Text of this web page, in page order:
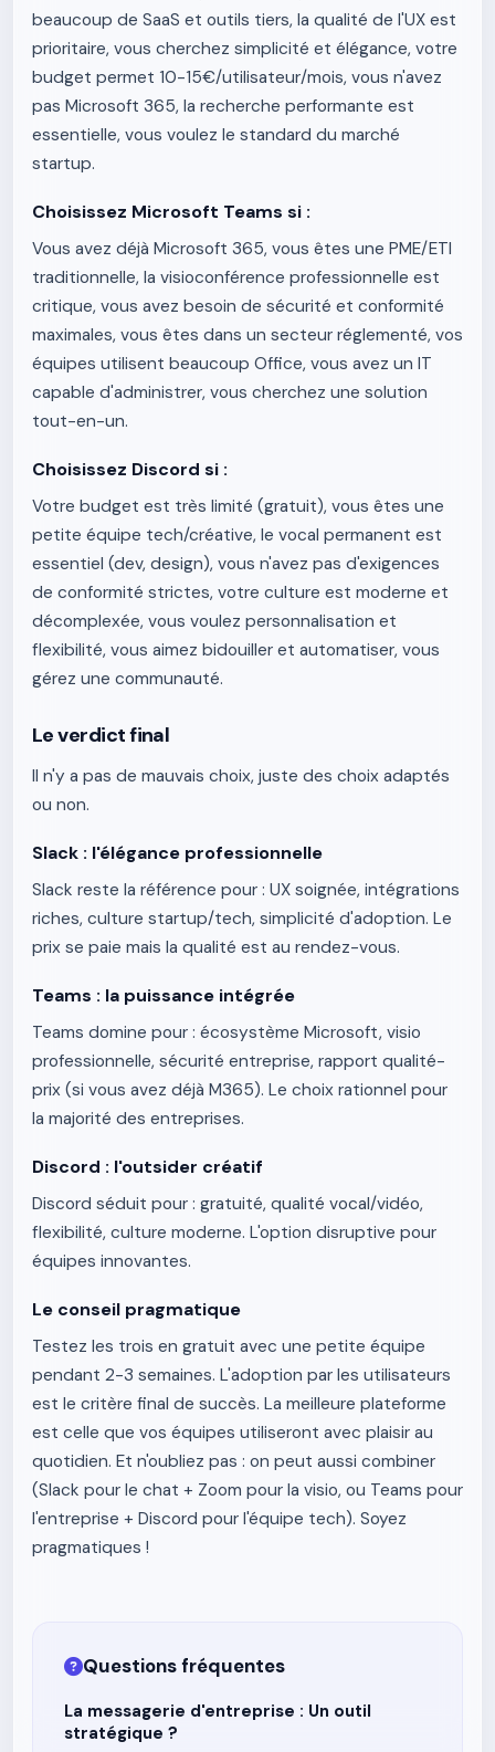
beaucoup de SaaS et outils tiers, la qualité de l'UX est
prioritaire, vous cherchez simplicité et élégance, votre
budget permet 10-15€/utilisateur/mois, vous n'avez
pas Microsoft 365, la recherche performante est
essentielle, vous voulez le standard du marché
startup.
Choisissez Microsoft Teams si :
Vous avez déjà Microsoft 365, vous êtes une PME/ETI
traditionnelle, la visioconférence professionnelle est
critique, vous avez besoin de sécurité et conformité
maximales, vous êtes dans un secteur réglementé, vos
équipes utilisent beaucoup Office, vous avez un IT
capable d'administrer, vous cherchez une solution
tout-en-un.
Choisissez Discord si :
Votre budget est très limité (gratuit), vous êtes une
petite équipe tech/créative, le vocal permanent est
essentiel (dev, design), vous n'avez pas d'exigences
de conformité strictes, votre culture est moderne et
décomplexée, vous voulez personnalisation et
flexibilité, vous aimez bidouiller et automatiser, vous
gérez une communauté.
Le verdict final
Il n'y a pas de mauvais choix, juste des choix adaptés
ou non.
Slack : l'élégance professionnelle
Slack reste la référence pour : UX soignée, intégrations
riches, culture startup/tech, simplicité d'adoption. Le
prix se paie mais la qualité est au rendez-vous.
Teams : la puissance intégrée
Teams domine pour : écosystème Microsoft, visio
professionnelle, sécurité entreprise, rapport qualité-
prix (si vous avez déjà M365). Le choix rationnel pour
la majorité des entreprises.
Discord : l'outsider créatif
Discord séduit pour : gratuité, qualité vocal/vidéo,
flexibilité, culture moderne. L'option disruptive pour
équipes innovantes.
Le conseil pragmatique
Testez les trois en gratuit avec une petite équipe
pendant 2-3 semaines. L'adoption par les utilisateurs
est le critère final de succès. La meilleure plateforme
est celle que vos équipes utiliseront avec plaisir au
quotidien. Et n'oubliez pas : on peut aussi combiner
(Slack pour le chat + Zoom pour la visio, ou Teams pour
l'entreprise + Discord pour l'équipe tech). Soyez
pragmatiques !
Questions fréquentes
La messagerie d'entreprise : Un outil
stratégique ?